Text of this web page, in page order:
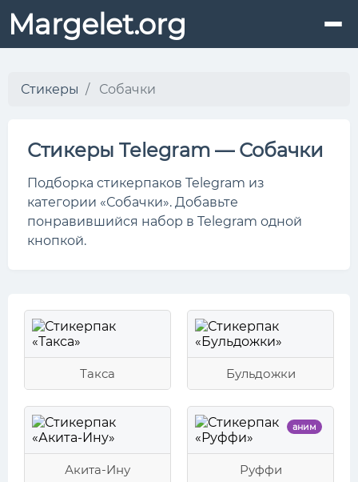
Margelet.org
Стикеры Собачки
Стикеры Telegram — Собачки
Подборка стикерпаков Telegram из
категории «Собачки». Добавьте
понравившийся набор в Telegram одной
кнопкой.
Такса Бульдожки
Акита-Ину
аним
Руффи